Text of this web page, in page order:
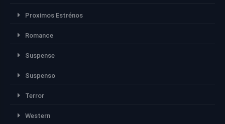
Proximos Estrénos
Romance
Suspense
Suspenso
Terror
Western